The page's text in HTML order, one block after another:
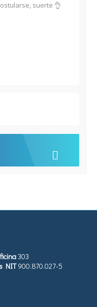
suerte 👌
303
NIT900.870.027-5